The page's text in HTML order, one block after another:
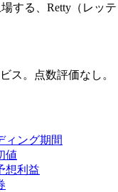
する、 Retty（レッ
ス。点数評価なし。
ィング期間
値
想利益